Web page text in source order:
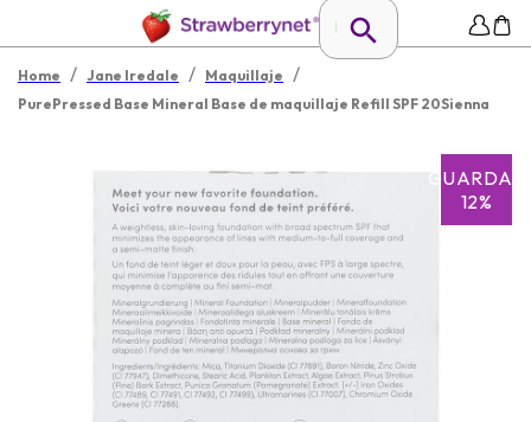
Home / Jane Iredale / Maquillaje /
PurePressed Base Mineral Base de maquillaje Refill SPF 20Sienna
GUARDAR
12%